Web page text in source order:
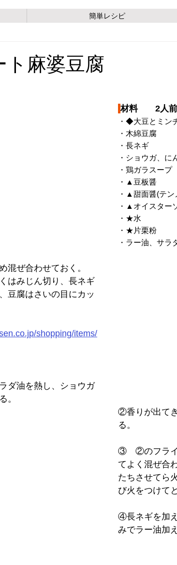
簡単レシピ
ト麻婆豆腐
材料　　2人前
・◆大豆とミン
・木綿豆腐　　
・長ネギ　　　
・ショウガ、に
・鶏ガラスープ
・▲豆板醤　　
・▲甜面醤(テン
・▲オイスター
・★水　　　　
・★片栗粉　　
・ラー油、サラ
ぜ合わせておく。
はみじん切り、長ネギ
豆腐はさいの目にカッ
shopping/items/
ダ油を熱し、ショウガ
。
②香りが出て
る。
③　②のフライ
てよく混ぜ合
たちさせてら
び火をつけて
④長ネギを加
みでラー油加